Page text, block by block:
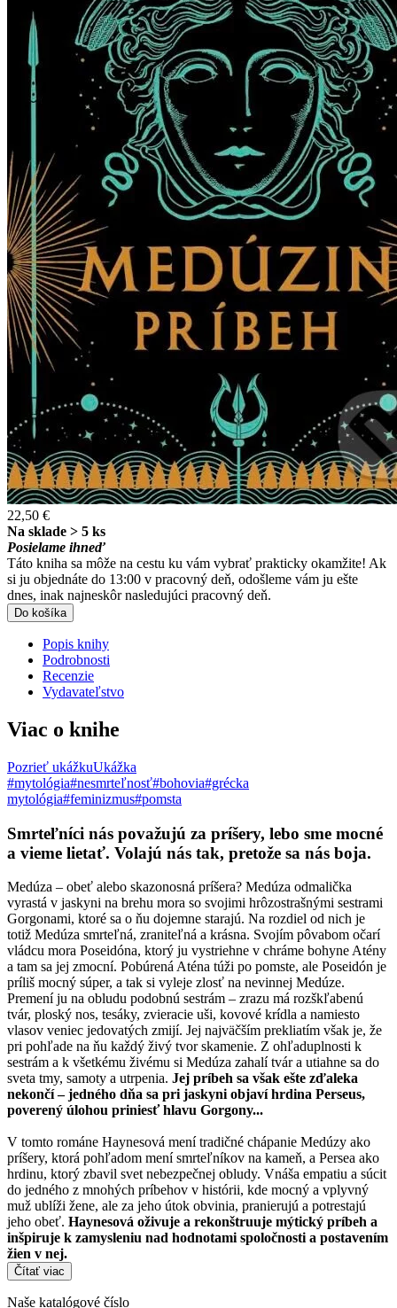
22,50 €
Na sklade > 5 ks
Posielame ihneď
Táto kniha sa môže na cestu ku vám vybrať prakticky okamžite! Ak
si ju objednáte do 13:00 v pracovný deň, odošleme vám ju ešte
dnes, inak najneskôr nasledujúci pracovný deň.
Do košíka
Popis knihy
Podrobnosti
Recenzie
Vydavateľstvo
Viac o knihe
Pozrieť ukážkuUkážka
#mytológia#nesmrteľnosť#bohovia#grécka
mytológia#feminizmus#pomsta
Smrteľníci nás považujú za príšery, lebo sme mocné
a vieme lietať. Volajú nás tak, pretože sa nás boja.
Medúza – obeť alebo skazonosná príšera? Medúza odmalička
vyrastá v jaskyni na brehu mora so svojimi hrôzostrašnými sestrami
Gorgonami, ktoré sa o ňu dojemne starajú. Na rozdiel od nich je
totiž Medúza smrteľná, zraniteľná a krásna. Svojím pôvabom očarí
vládcu mora Poseidóna, ktorý ju vystriehne v chráme bohyne Atény
a tam sa jej zmocní. Pobúrená Aténa túži po pomste, ale Poseidón je
príliš mocný súper, a tak si vyleje zlosť na nevinnej Medúze.
Premení ju na obludu podobnú sestrám – zrazu má rozškľabenú
tvár, ploský nos, tesáky, zvieracie uši, kovové krídla a namiesto
vlasov veniec jedovatých zmijí. Jej najväčším prekliatím však je, že
pri pohľade na ňu každý živý tvor skamenie. Z ohľaduplnosti k
sestrám a k všetkému živému si Medúza zahalí tvár a utiahne sa do
sveta tmy, samoty a utrpenia. Jej príbeh sa však ešte zďaleka
nekončí – jedného dňa sa pri jaskyni objaví hrdina Perseus,
poverený úlohou priniesť hlavu Gorgony...
V tomto románe Haynesová mení tradičné chápanie Medúzy ako
príšery, ktorá pohľadom mení smrteľníkov na kameň, a Persea ako
hrdinu, ktorý zbavil svet nebezpečnej obludy. Vnáša empatiu a súcit
do jedného z mnohých príbehov v histórii, kde mocný a vplyvný
muž ublíži žene, ale za jeho útok obvinia, pranierujú a potrestajú
jeho obeť. Haynesová oživuje a rekonštruuje mýtický príbeh a
inšpiruje k zamysleniu nad hodnotami spoločnosti a postavením
žien v nej.
Čítať viac
Naše katalógové číslo